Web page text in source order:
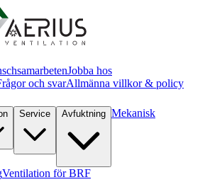
Jobba hos
och svarAllmänna villkor & policy
Service Avfuktning Mekanisk
Ventilation för BRF